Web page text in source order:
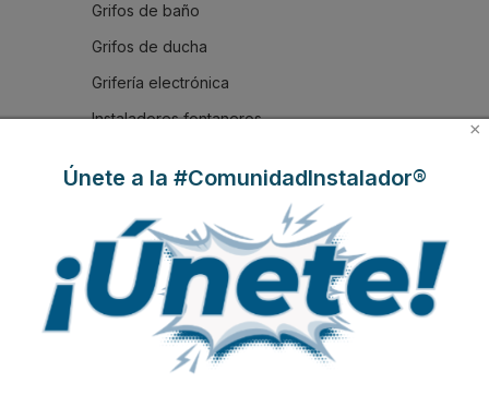
Grifos de baño
Grifos de ducha
Grifería electrónica
Instaladores fontaneros
NOTICIAS DESTACADAS
Suscríbete a
nuestros boletines
Y RECIBE EN TU EMAIL TODA LA
ACTUALIDAD DEL SECTOR
×
Únete a la #ComunidadInstalador®